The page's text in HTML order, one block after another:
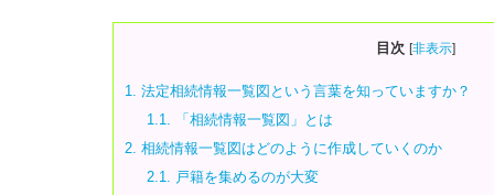
目次 [非表示]
1. 法定相続情報一覧図という言葉を知っていますか？
1.1. 「相続情報一覧図」とは
2. 相続情報一覧図はどのように作成していくのか
2.1. 戸籍を集めるのが大変